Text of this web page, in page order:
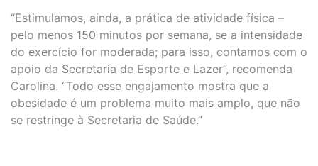
“Estimulamos, ainda, a prática de atividade física –
pelo menos 150 minutos por semana, se a intensidade
do exercício for moderada; para isso, contamos com o
apoio da Secretaria de Esporte e Lazer”, recomenda
Carolina. “Todo esse engajamento mostra que a
obesidade é um problema muito mais amplo, que não
se restringe à Secretaria de Saúde.”